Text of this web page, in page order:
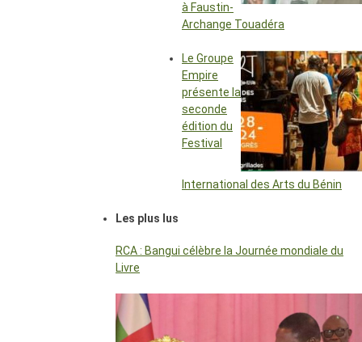
à Faustin-
Archange Touadéra
Le Groupe
Empire
présente la
seconde
édition du
Festival
International des Arts du Bénin
Les plus lus
RCA : Bangui célèbre la Journée mondiale du
Livre